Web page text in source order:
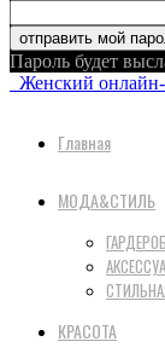
Пароль будет
Женский
Главная
МОДА&СТИЛЬ
ГАРДЕРОБ
КРАСОТА